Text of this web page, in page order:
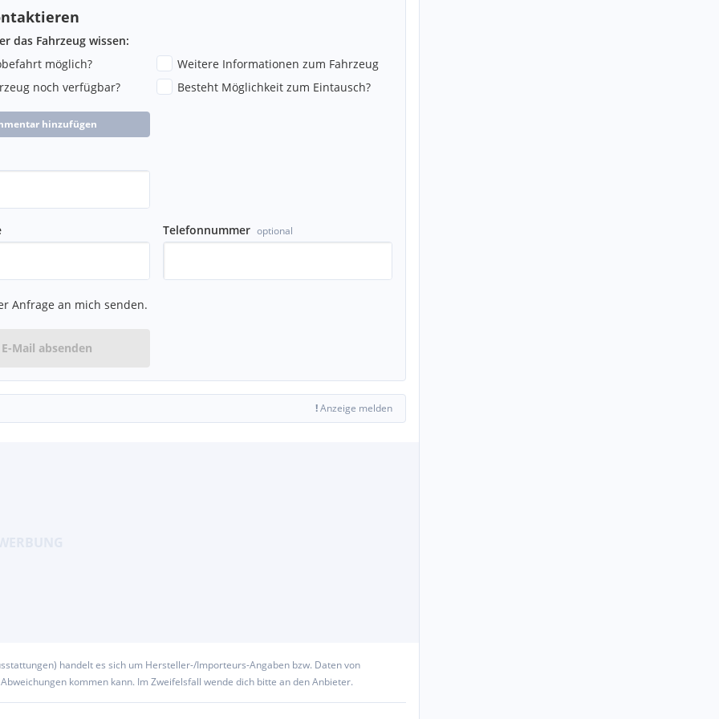
das Fahrzeug wissen:
möglich?
Weitere Informationen zum Fahrzeug
noch verfügbar?
Besteht Möglichkeit zum Eintausch?
hinzufügen
Telefonnummer optional
Anfrage an mich senden.
E-Mail absenden
!Anzeige melden
handelt es sich um Hersteller-/Importeurs-Angaben bzw. Daten von
kommen kann. Im Zweifelsfall wende dich bitte an den Anbieter.